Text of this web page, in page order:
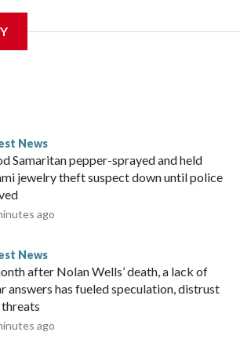
News
Samaritan pepper-sprayed and held
jewelry theft suspect down until police
ago
News
after Nolan Wells’ death, a lack of
answers has fueled speculation, distrust
threats
ago